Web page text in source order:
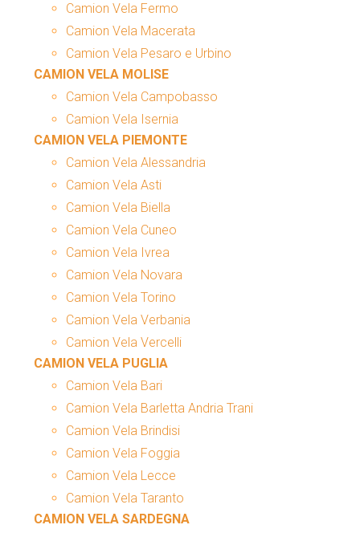
Camion Vela Fermo
Camion Vela Macerata
Camion Vela Pesaro e Urbino
CAMION VELA MOLISE
Camion Vela Campobasso
Camion Vela Isernia
CAMION VELA PIEMONTE
Camion Vela Alessandria
Camion Vela Asti
Camion Vela Biella
Camion Vela Cuneo
Camion Vela Ivrea
Camion Vela Novara
Camion Vela Torino
Camion Vela Verbania
Camion Vela Vercelli
CAMION VELA PUGLIA
Camion Vela Bari
Camion Vela Barletta Andria Trani
Camion Vela Brindisi
Camion Vela Foggia
Camion Vela Lecce
Camion Vela Taranto
CAMION VELA SARDEGNA